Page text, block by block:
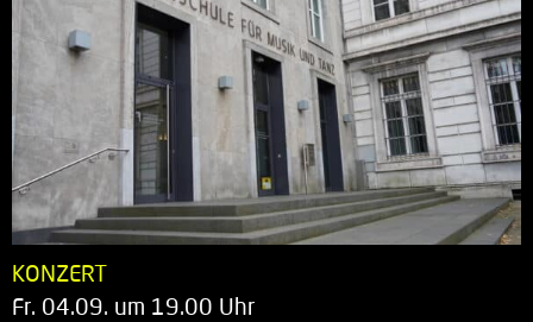
KONZERT
Fr. 04.09. um 19.00 Uhr